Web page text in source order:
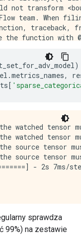
not transform
team. When
traceback,
function with
team. When
traceback,
function with
the watched
of the source
-
-
-
-
)
.metrics_names,
[
the watched
the watched
the source
the source
- 2s
sprawdza
99%) na zestawie